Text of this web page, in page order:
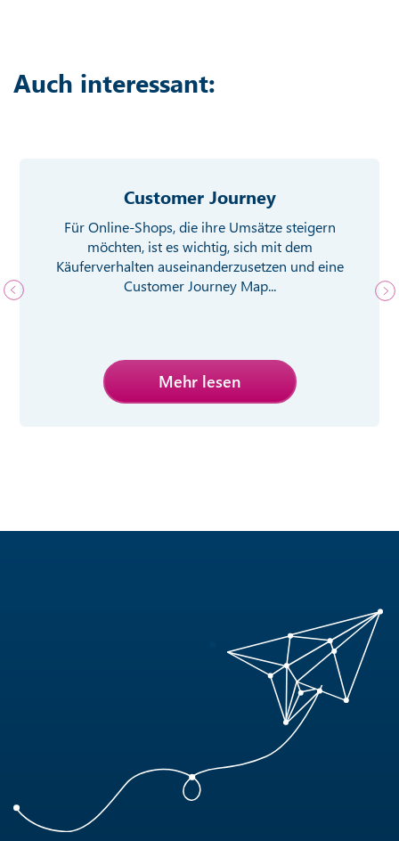
Auch interessant:
Customer Journey
Für Online-Shops, die ihre Umsätze steigern
möchten, ist es wichtig, sich mit dem
Käuferverhalten auseinanderzusetzen und eine
Customer Journey Map...
Mehr lesen